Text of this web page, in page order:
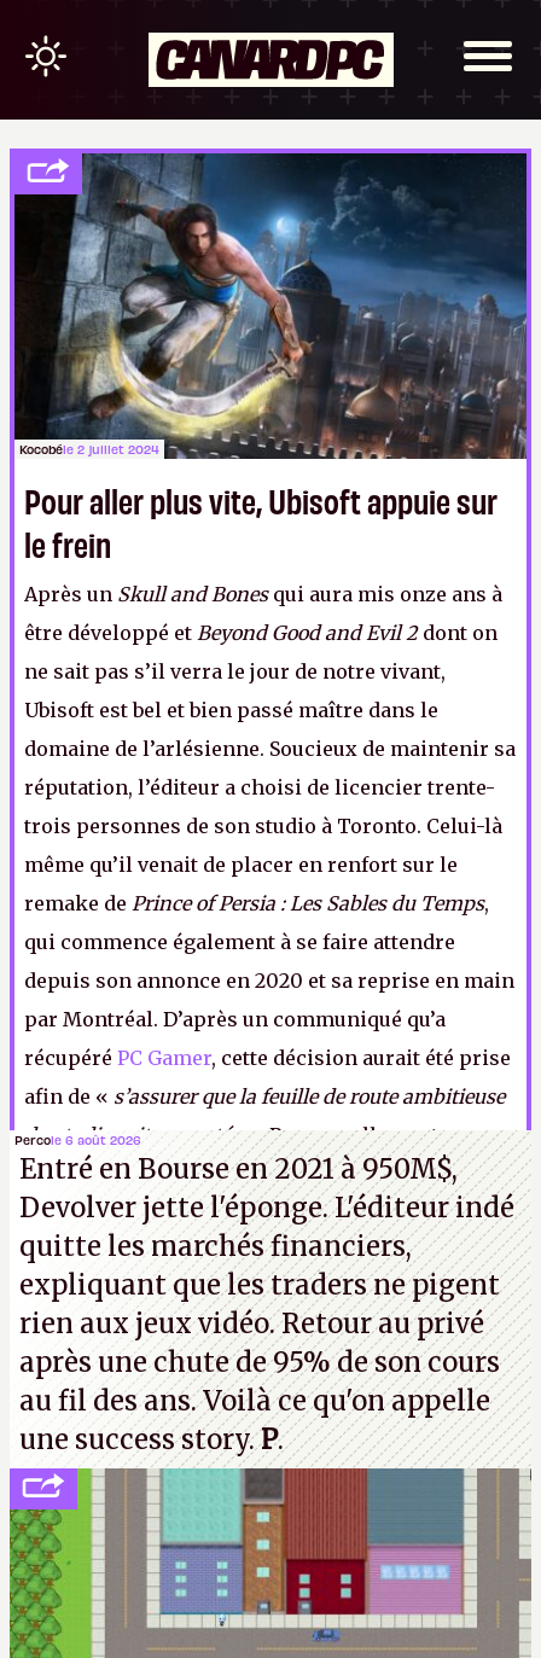
Kocobéle 2 juillet 2024
Pour aller plus vite, Ubisoft appuie sur
le frein
Après un Skull and Bonesqui aura mis onze ans à
être développé et Beyond Good and Evil 2dont on
ne sait pas s’il verra le jour de notre vivant,
Ubisoft est bel et bien passé maître dans le
domaine de l’arlésienne. Soucieux de maintenir sa
réputation, l’éditeur a choisi de licencier trente-
trois personnes de son studio à Toronto. Celui-là
même qu’il venait de placer en renfort sur le
remake de Prince of Persia : Les Sables du Temps,
qui commence également à se faire attendre
depuis son annonce en 2020 et sa reprise en main
par Montréal. D’après un communiqué qu’a
récupéré PC Gamer, cette décision aurait été prise
afin de « s’assurer que la feuille de route ambitieuse
du studio soit respectée.» Personnellement,
j’aurais plutôt aimé qu’on respecte notre
intelligence.K.
Percole 6 août 2026
Entré en Bourse en 2021 à 950M$,
Devolver jette l'éponge. L'éditeur indé
quitte les marchés financiers,
expliquant que les traders ne pigent
rien aux jeux vidéo. Retour au privé
après une chute de 95% de son cours
au fil des ans. Voilà ce qu'on appelle
une success story.P.